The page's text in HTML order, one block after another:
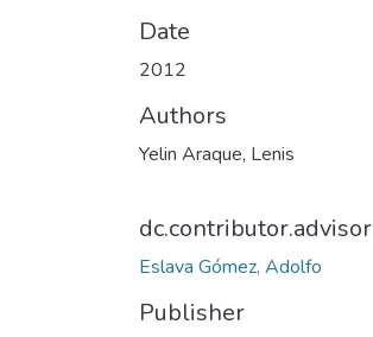
Date
2012
Authors
Yelin Araque, Lenis
dc.contributor.advisor
Eslava Gómez, Adolfo
Publisher